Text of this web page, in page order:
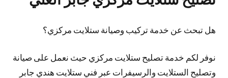
هل تبحث عن خدمة تركيب وصيانة ستلايت مركزي؟
نوفر لكم خدمة تصليح ستلايت مركزي حيث نعمل على صيانة
وتصليح الستلايت والرسيفرات عبر فني ستلايت هندي جابر